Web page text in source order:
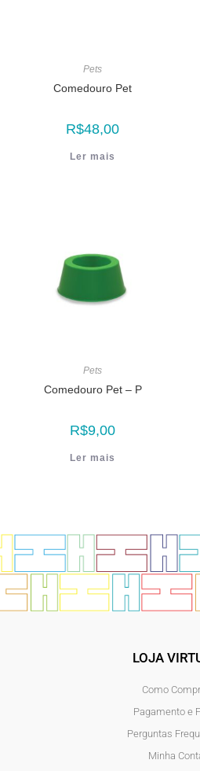
Pets
Comedouro Pet
R$48,00
Ler mais
Pets
Comedouro Pet – P
R$9,00
Ler mais
LOJA
Como
Pagamento e
Perguntas
Minha